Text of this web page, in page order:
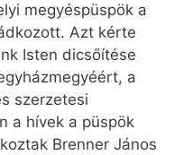
megyéspüspök a
Azt kérte
Isten dicsőítése
a
szerzetesi
a hívek a püspök
Brenner János